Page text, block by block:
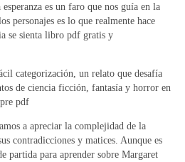
es un faro que nos guía en la
personajes es lo que realmente hace
se sienta libro pdf gratis y
categorización, un relato que desafía
de ciencia ficción, fantasía y horror en
pdf
a apreciar la complejidad de la
contradicciones y matices. Aunque es
partida para aprender sobre Margaret